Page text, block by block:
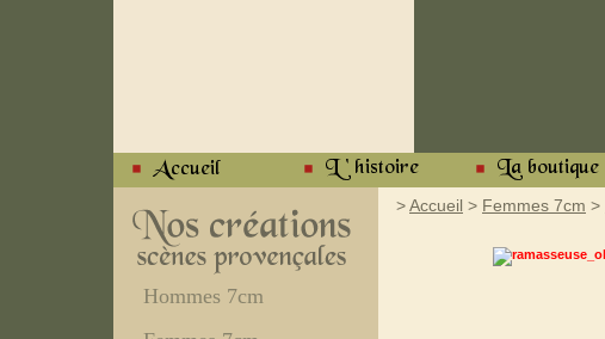
Hommes 7cm
>Accueil > Femmes 7cm >